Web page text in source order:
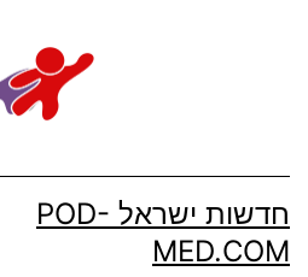
חדשות ישראל POD-
MED.COM